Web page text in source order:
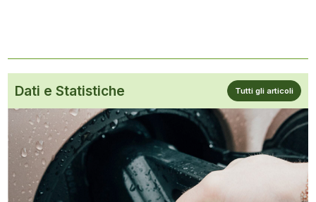
Dati e Statistiche Tutti gli articoli